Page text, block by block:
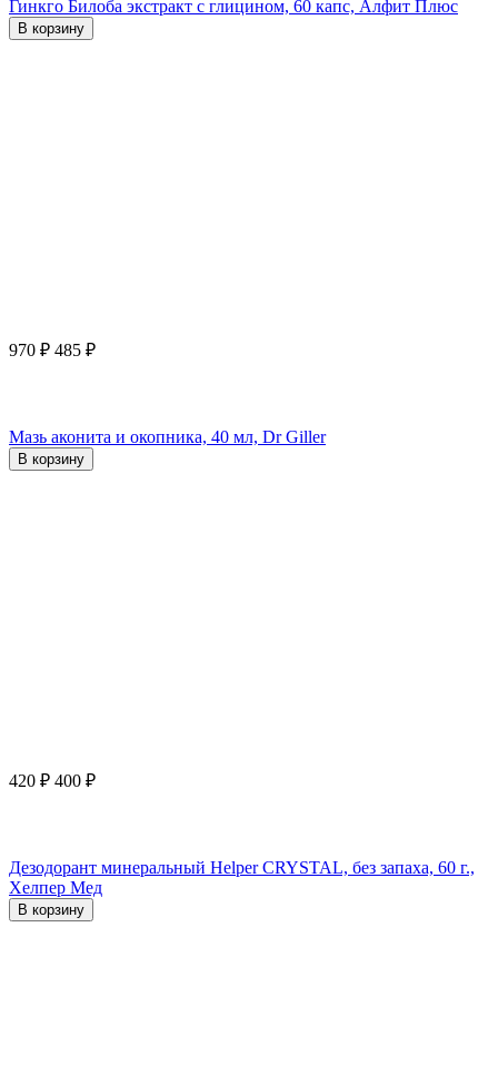
Гинкго Билоба экстракт с глицином, 60 капс, Алфит Плюс
В корзину
970 ₽ 485 ₽
Мазь аконита и окопника, 40 мл, Dr Giller
В корзину
420 ₽ 400 ₽
Дезодорант минеральный Helper CRYSTAL, без запаха, 60 г.,
Хелпер Мед
В корзину